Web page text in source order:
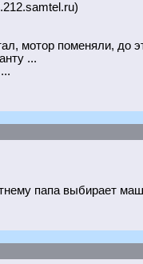
мотор поменяли, до
...
папа выбирает